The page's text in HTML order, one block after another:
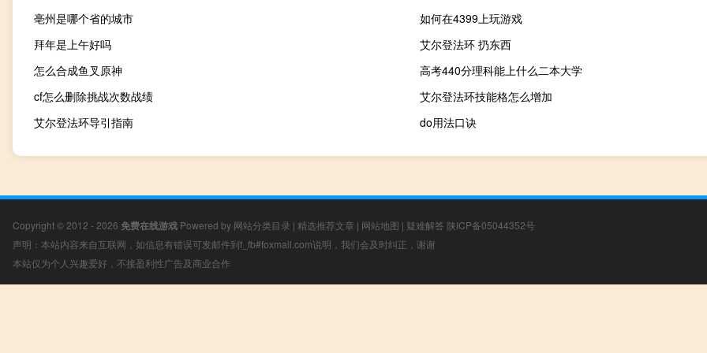
亳州是哪个省的城市
如何在4399上玩游戏
拜年是上午好吗
艾尔登法环 扔东西
怎么合成鱼叉原神
高考440分理科能上什么二本大学
cf怎么删除挑战次数战绩
艾尔登法环技能格怎么增加
艾尔登法环导引指南
do用法口诀
Copyright © 2012 - 2026 免费在线游戏 Powered by 网站分类目录 | 精选推荐文章 | 网站地图 | 疑难解答 陕ICP备05044352号
声明：本站内容来自互联网，如信息有错误可发邮件到f_fb#foxmail.com说明，我们会及时纠正，谢谢
本站仅为个人兴趣爱好，不接盈利性广告及商业合作